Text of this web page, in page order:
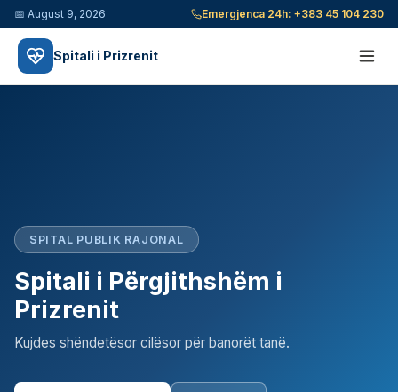
📅 August 9, 2026 Emergjenca 24h: +383 45 104 230
Spitali i Prizrenit
SPITAL PUBLIK RAJONAL
Spitali i Përgjithshëm i
Prizrenit
Kujdes shëndetësor cilësor për banorët tanë.